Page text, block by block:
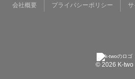
会社概要 プライバシーポリシー サ
© 2026 K-two